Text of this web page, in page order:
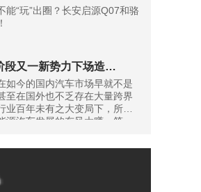
能“玩”出圈？长安启源Q07和骆
在“淘汰赛”阶段又一新势力下场造车，最终的下场会是怎样？
如今的国内汽车市场早就不是
至在国外也不乏存在大量跨界
业百年未有之大变局下，所有
源汽车发展的东风大赚一笔。